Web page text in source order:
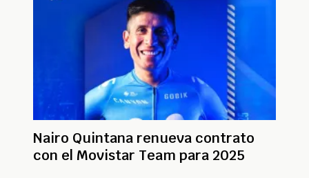
Nairo Quintana renueva contrato
con el Movistar Team para 2025